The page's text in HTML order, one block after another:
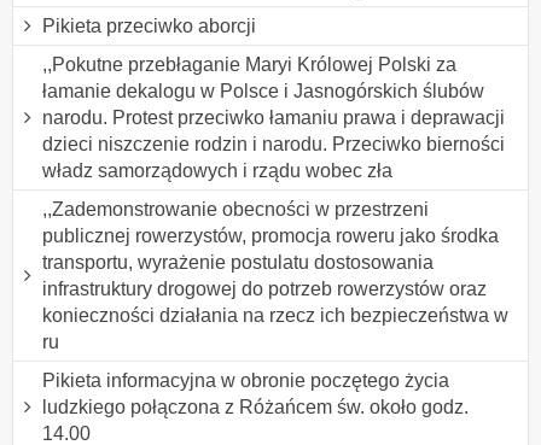
Pikieta przeciwko aborcji
,,Pokutne przebłaganie Maryi Królowej Polski za
łamanie dekalogu w Polsce i Jasnogórskich ślubów
narodu. Protest przeciwko łamaniu prawa i deprawacji
dzieci niszczenie rodzin i narodu. Przeciwko bierności
władz samorządowych i rządu wobec zła
,,Zademonstrowanie obecności w przestrzeni
publicznej rowerzystów, promocja roweru jako środka
transportu, wyrażenie postulatu dostosowania
infrastruktury drogowej do potrzeb rowerzystów oraz
konieczności działania na rzecz ich bezpieczeństwa w
ru
Pikieta informacyjna w obronie poczętego życia
ludzkiego połączona z Różańcem św. około godz.
14.00